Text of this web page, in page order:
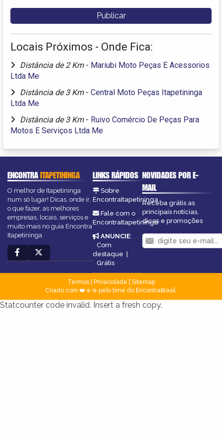
Locais Próximos - Onde Fica:
Distância de 2 Km - Mariubi Moto Peças E Acessorios
Ltda Me
Distância de 3 Km - Central Moto Peças Itapetininga
Ltda Me
Distância de 3 Km - Ruivo Comércio De Peças Para
Motos E Serviços Ltda Me
ENCONTRAITAPETININGA
O melhor de Itapetininga
num só lugar! Dicas, onde ir,
o que fazer, as melhores
empresas, locais, serviços e
muito mais no guia Encontra
Itapetininga.
LINKS RÁPIDOS
Sobre
EncontraItapetininga
Fale com o
EncontraItapetininga
ANUNCIE:
Com
destaque |
Grátis
NOVIDADES POR E-
MAIL
Receba grátis as
principais notícias,
dicas e promoções
Termos| Privacidade
Sitemap
Criado com ❤️ e ☕ pelo time do EncontraBrasil
Statcounter code invalid. Insert a fresh copy.